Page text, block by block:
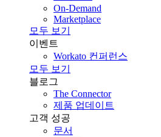
On-Demand
Marketplace
모두 보기
이벤트
Workato 컨퍼런스
모두 보기
블로그
The Connector
제품 업데이트
고객 성공
문서